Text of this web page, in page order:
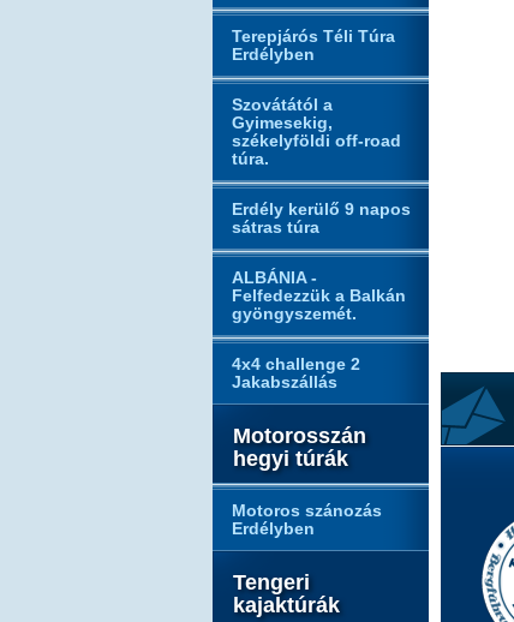
Terepjárós Téli Túra
Erdélyben
Szovátától a
Gyimesekig,
székelyföldi off-road
túra.
Erdély kerülő 9 napos
sátras túra
ALBÁNIA -
Felfedezzük a Balkán
gyöngyszemét.
4x4 challenge 2
Jakabszállás
Motorosszán
hegyi túrák
Motoros szánozás
Erdélyben
Tengeri
kajaktúrák